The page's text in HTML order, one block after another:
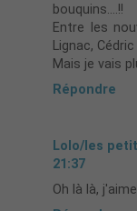
bouquins....!!
Entre les
Lignac,
Mais je vais
Répondre
Lolo/les
21:37
Oh là là,